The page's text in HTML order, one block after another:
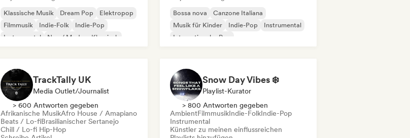
Klassische Musik Dream Pop
Elektropop
Filmmusik
Indie-Folk
Indie-Pop
Instrumental
Neo / Modern Klassisch
Bossa nova
Canzone Italiana
Musik für Kinder
Indie-Pop
Instrumental
Internationaler Pop
TrackTally UK
Media Outlet/Journalist
> 600 Antworten gegeben
Afrikanische MusikAfro House / Amapiano
Beats / Lo-fiBrasilianischer Sertanejo
Chill / Lo-fi Hip-Hop
Snow Day Vibes ❄️
Playlist-Kurator
> 800 Antworten gegeben
AmbientFilmmusikIndie-FolkIndie-Pop
Instrumental
Künstler zu meinen einflussreichen